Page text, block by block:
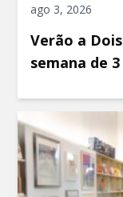
ago 3, 2026
Verão a
semana de